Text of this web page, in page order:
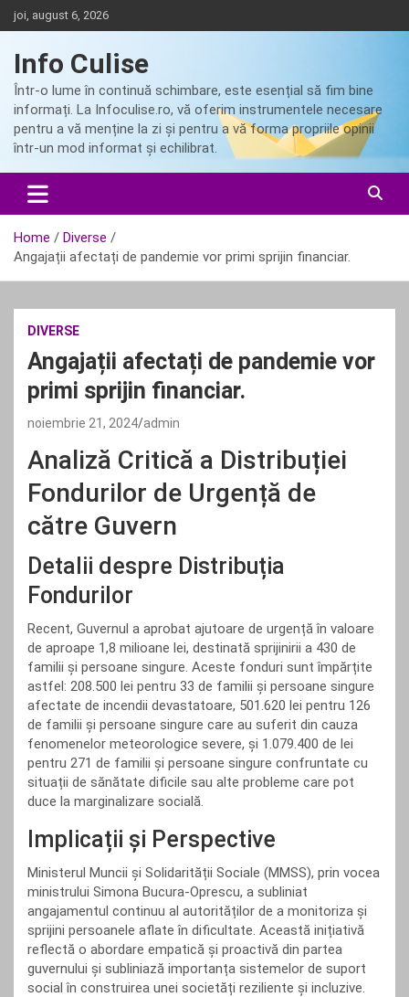
Skip
to
joi, august 6, 2026
Info Culise
Într-o lume în continuă schimbare, este esențial să fim bine
informați. La Infoculise.ro, vă oferim instrumentele necesare
pentru a vă menține la zi și pentru a vă forma propriile opinii
într-un mod informat și echilibrat.
Home
Diverse
Angajații afectați de pandemie vor primi sprijin financiar.
DIVERSE
Angajații afectați de pandemie vor
primi sprijin financiar.
noiembrie 21, 2024 admin
Analiză Critică a Distribuției
Fondurilor de Urgență de
către Guvern
Detalii despre Distribuția
Fondurilor
Recent, Guvernul a aprobat ajutoare de urgență în valoare
de aproape 1,8 milioane lei, destinată sprijinirii a 430 de
familii și persoane singure. Aceste fonduri sunt împărțite
astfel: 208.500 lei pentru 33 de familii și persoane singure
afectate de incendii devastatoare, 501.620 lei pentru 126
de familii și persoane singure care au suferit din cauza
fenomenelor meteorologice severe, și 1.079.400 de lei
pentru 271 de familii și persoane singure confruntate cu
situații de sănătate dificile sau alte probleme care pot
duce la marginalizare socială.
Implicații și Perspective
Ministerul Muncii și Solidarității Sociale (MMSS), prin vocea
ministrului Simona Bucura-Oprescu, a subliniat
angajamentul continuu al autorităților de a monitoriza și
sprijini persoanele aflate în dificultate. Această inițiativă
reflectă o abordare empatică și proactivă din partea
guvernului și subliniază importanța sistemelor de suport
social în construirea unei societăți reziliente și incluzive.